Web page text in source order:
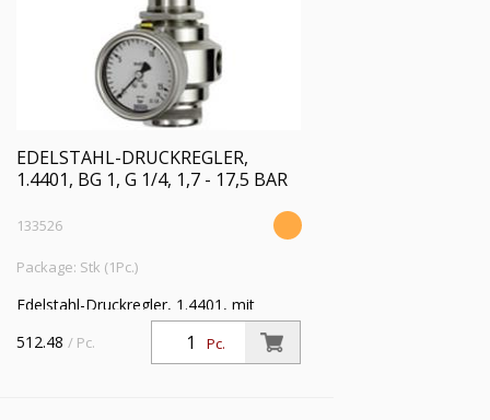
EDELSTAHL-DRUCKREGLER,
1.4401, BG 1, G 1/4, 1,7 - 17,5 BAR
133526
Package: Stk (1Pc.)
Edelstahl-Druckregler, 1.4401, mit
Sekundärentlüftung (rücksteuerbar), inkl.
Manometer, BG 1, G 1/4, Regelbereich
Pc.
512.48 / Pc.